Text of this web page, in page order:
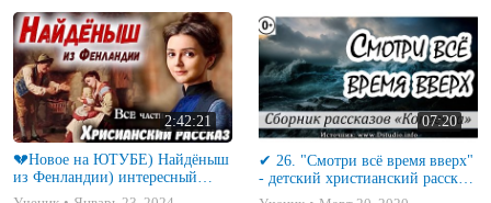
2:42:21
💔Новое на ЮТУБЕ) Найдёныш
из Фенландии) интересный
Христианский Рассказ (Studio
07:20
✔ 26. "Смотри всё время вверх"
- детский христианский рассказ,
сборник "Копеечка" МСЦ ЕХБ